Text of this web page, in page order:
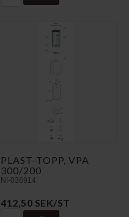
PLAST-TOPP, VPA
300/200
NI-036914
412,50 SEK/ST